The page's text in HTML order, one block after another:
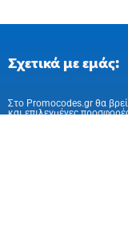
Σχετικά με εμάς:
Στo Promocodes.gr θα
και επιλεγμένες